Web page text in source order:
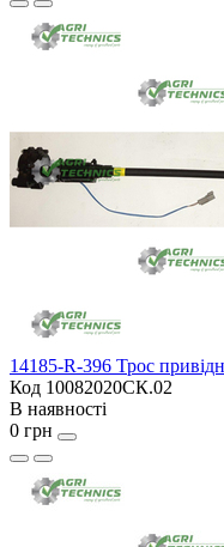
14185-R-396 Трос
Код 10082020СК.02
В наявності
0 грн